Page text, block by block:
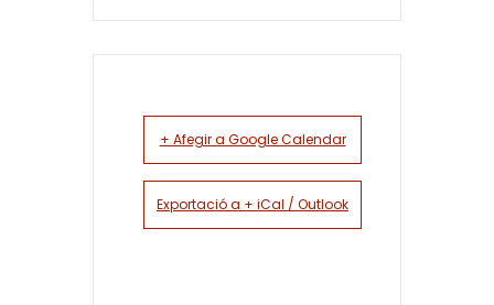
+ Afegir a Google Calendar
Exportació a + iCal / Outlook